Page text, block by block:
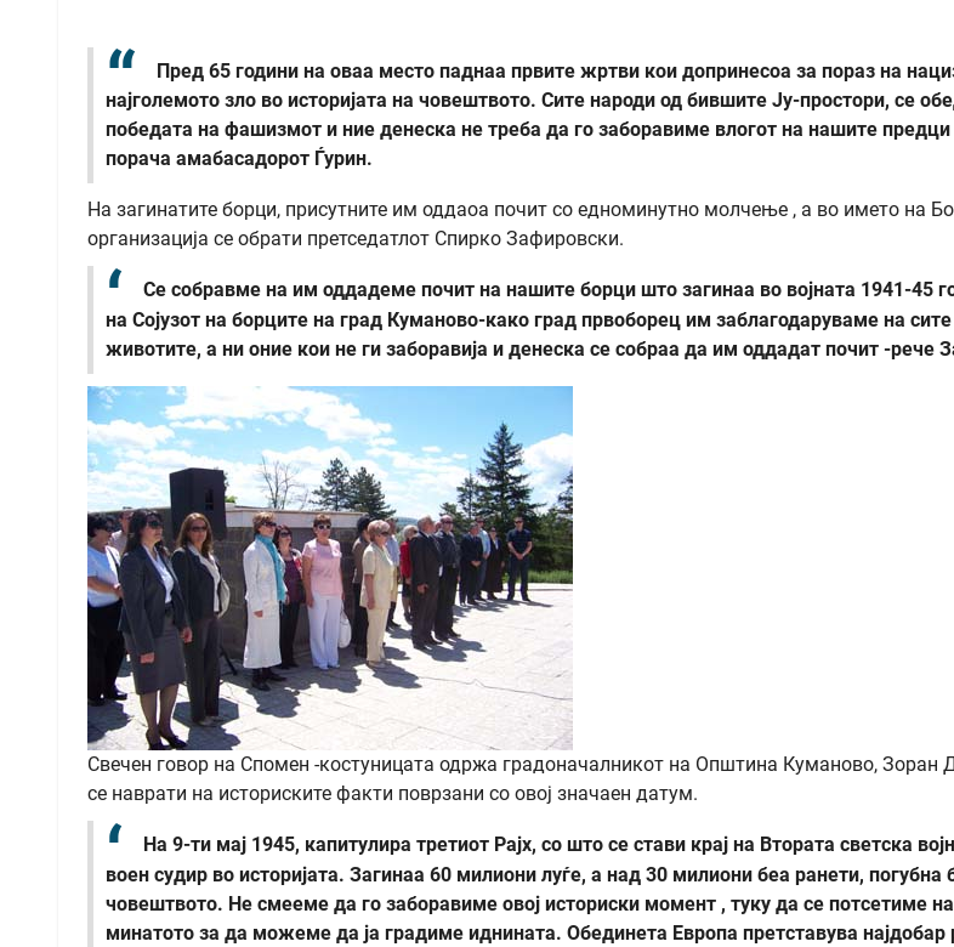
Пред 65 години на оваа место паднаа првите жртви кои допринесоа за пораз на
најголемото зло во историјата на човештвото. Сите народи од бившите Ју-простори, се
победата на фашизмот и ние денеска не треба да го заборавиме влогот на нашите предци
порача амабасадорот Ѓурин.
На загинатите борци, присутните им оддаоа почит со едноминутно молчење , а во името на
организација се обрати претседатлот Спирко Зафировски.
Се собравме на им оддадеме почит на нашите борци што загинаа во војната 1941-45
на Сојузот на борците на град Куманово-како град првоборец им заблагодаруваме на
животите, а ни оние кои не ги заборавија и денеска се собраа да им оддадат почит -рече
Свечен говор на Спомен -костуницата одржа градоначалникот на Општина Куманово, Зоран
се наврати на историските факти поврзани со овој значаен датум.
На 9-ти мај 1945, капитулира третиот Рајх, со што се стави крај на Втората светска
воен судир во историјата. Загинаа 60 милиони луѓе, а над 30 милиони беа ранети, погубна
човештвото. Не смееме да го заборавиме овој историски момент , туку да се потсетиме
минатото за да можеме да ја градиме иднината. Обединета Европа претставува најдобар